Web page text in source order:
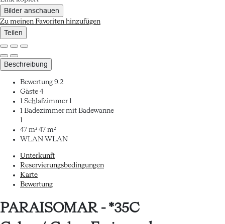
Bilder anschauen
Zu meinen Favoriten hinzufügen
Teilen
Beschreibung
Bewertung 9.2
Gäste 4
1 Schlafzimmer 1
1 Badezimmer mit Badewanne
1
47 m² 47 m²
WLAN WLAN
Unterkunft
Reservierungsbedingungen
Karte
Bewertung
PARAISOMAR - *35C